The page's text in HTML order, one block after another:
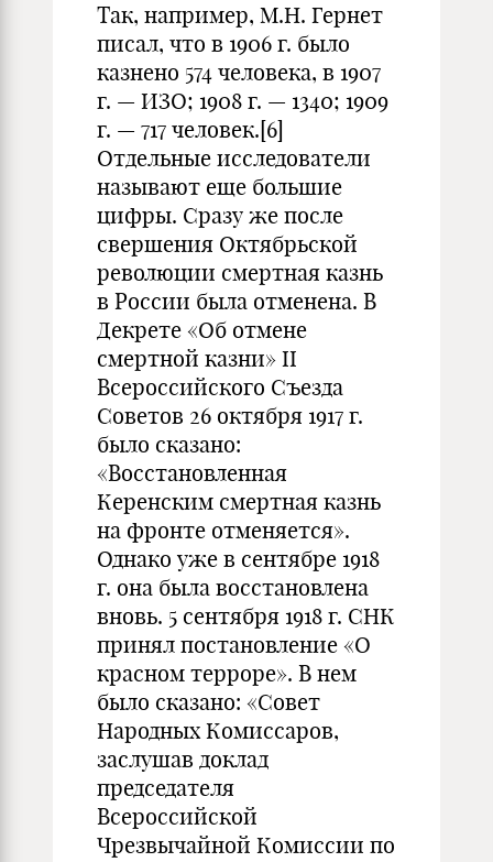
Так, например, М.Н. Гернет
писал, что в 1906 г. было
казнено 574 человека, в 1907
г. — ИЗО; 1908 г. — 1340; 1909
г. — 717 человек.[6]
Отдельные исследователи
называют еще большие
цифры. Сразу же после
свершения Октябрьской
революции смертная казнь
в России была отменена. В
Декрете «Об отмене
смертной казни» II
Всероссийского Съезда
Советов 26 октября 1917 г.
было сказано:
«Восстановленная
Керенским смертная казнь
на фронте отменяется».
Однако уже в сентябре 1918
г. она была восстановлена
вновь. 5 сентября 1918 г. СНК
принял постановление «О
красном терроре». В нем
было сказано: «Совет
Народных Комиссаров,
заслушав доклад
председателя
Всероссийской
Чрезвычайной Комиссии по